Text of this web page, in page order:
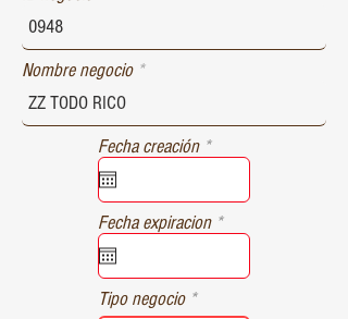
Nombre negocio
Fecha creación *r
e
u
i
d
Fecha expiracion *r
e
u
Tipo negocio